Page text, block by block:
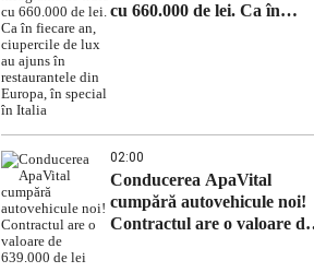
cu 660.000 de lei. Ca în
02:00
Conducerea ApaVital
cumpără autovehicule noi!
Contractul are o valoare de